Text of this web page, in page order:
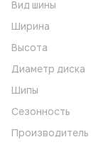
Вид шины
Ширина
Высота
Диаметр диска
Шипы
Сезонность
Производитель